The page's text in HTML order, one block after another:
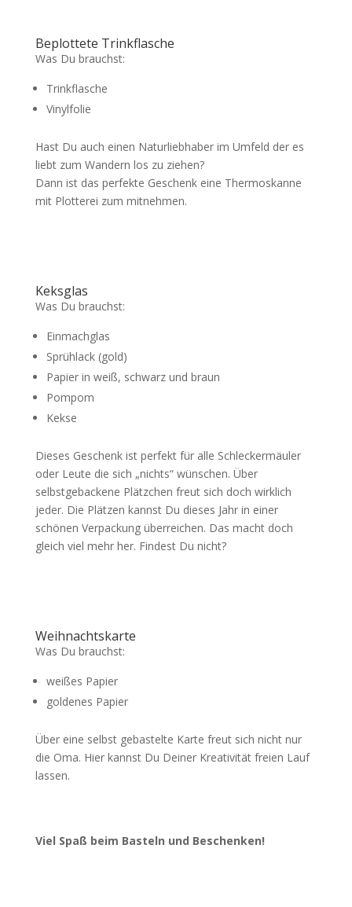
Beplottete Trinkflasche
Was Du brauchst:
Trinkflasche
Vinylfolie
Hast Du auch einen Naturliebhaber im Umfeld der es
liebt zum Wandern los zu ziehen?
Dann ist das perfekte Geschenk eine Thermoskanne
mit Plotterei zum mitnehmen.
Keksglas
Was Du brauchst:
Einmachglas
Sprühlack (gold)
Papier in weiß, schwarz und braun
Pompom
Kekse
Dieses Geschenk ist perfekt für alle Schleckermäuler
oder Leute die sich „nichts“ wünschen. Über
selbstgebackene Plätzchen freut sich doch wirklich
jeder. Die Plätzen kannst Du dieses Jahr in einer
schönen Verpackung überreichen. Das macht doch
gleich viel mehr her. Findest Du nicht?
Weihnachtskarte
Was Du brauchst:
weißes Papier
goldenes Papier
Über eine selbst gebastelte Karte freut sich nicht nur
die Oma. Hier kannst Du Deiner Kreativität freien Lauf
lassen.
Viel Spaß beim Basteln und Beschenken!